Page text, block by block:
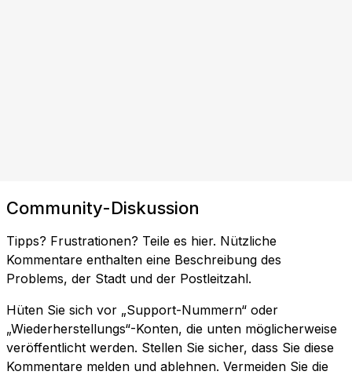
Community-Diskussion
Tipps? Frustrationen? Teile es hier. Nützliche
Kommentare enthalten eine Beschreibung des
Problems, der Stadt und der Postleitzahl.
Hüten Sie sich vor „Support-Nummern“ oder
„Wiederherstellungs“-Konten, die unten möglicherweise
veröffentlicht werden. Stellen Sie sicher, dass Sie diese
Kommentare melden und ablehnen. Vermeiden Sie die